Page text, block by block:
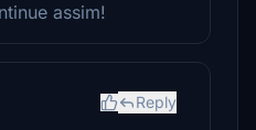
assim!
Reply